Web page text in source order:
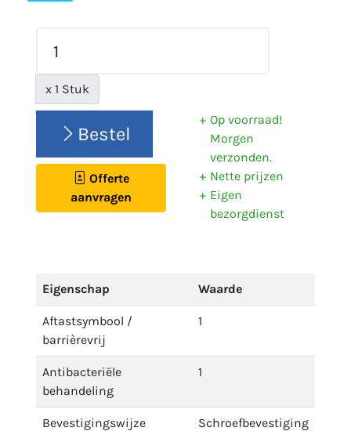
x 1 Stuk
Bestel
Offerte
aanvragen
Op voorraad!
Morgen
verzonden.
Nette prijzen
Eigen
bezorgdienst
Eigenschap Waarde
Aftastsymbool /
barrièrevrij
1
Antibacteriële
behandeling
1
Bevestigingswijze Schroefbevestiging